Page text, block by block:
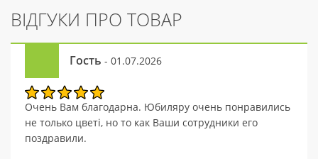
ВІДГУКИ ПРО ТОВАР
Гость - 01.07.2026
Очень Вам благодарна. Юбиляру очень понравились
не только цветі, но то как Ваши сотрудники его
поздравили.